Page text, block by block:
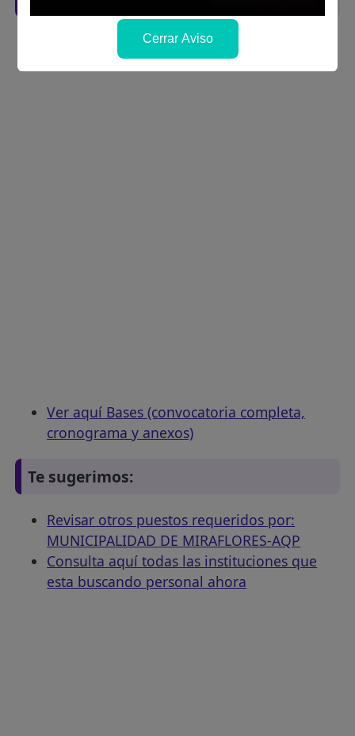
Ver aquí Bases (convocatoria completa,
cronograma y anexos)
Te sugerimos:
Revisar otros puestos requeridos por:
MUNICIPALIDAD DE MIRAFLORES-AQP
Consulta aquí todas las instituciones que
esta buscando personal ahora
Cerrar Aviso